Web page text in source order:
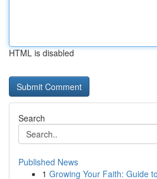
HTML is disabled
Search
Published News
1 Growing Your Faith: Guide